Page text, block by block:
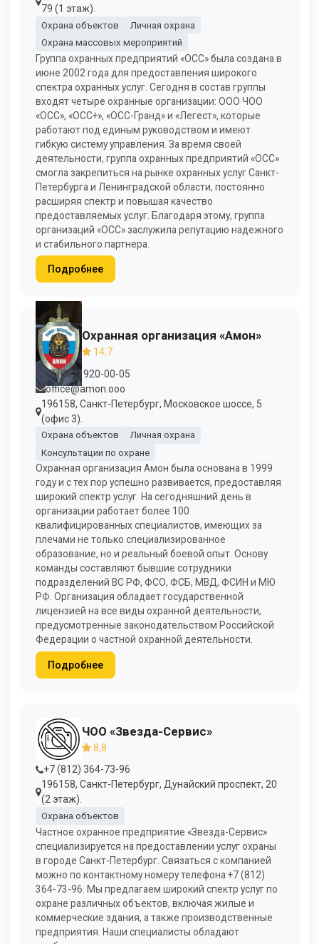
79 (1 этаж).
Охрана объектов
Личная охрана
Охрана массовых мероприятий
Группа охранных предприятий «ОСС» была создана в
июне 2002 года для предоставления широкого
спектра охранных услуг. Сегодня в состав группы
входят четыре охранные организации: ООО ЧОО
«ОСС», «ОСС+», «ОСС-Гранд» и «Легест», которые
работают под единым руководством и имеют
гибкую систему управления. За время своей
деятельности, группа охранных предприятий «ОСС»
смогла закрепиться на рынке охранных услуг Санкт-
Петербурга и Ленинградской области, постоянно
расширяя спектр и повышая качество
предоставляемых услуг. Благодаря этому, группа
организаций «ОСС» заслужила репутацию надежного
и стабильного партнера.
Подробнее
Охранная организация «Амон»
14,7
+7 (812) 920-00-05
office@amon.ooo
196158, Санкт-Петербург, Московское шоссе, 5
(офис 3).
Охрана объектов
Личная охрана
Консультации по охране
Охранная организация Амон была основана в 1999
году и с тех пор успешно развивается, предоставляя
широкий спектр услуг. На сегодняшний день в
организации работает более 100
квалифицированных специалистов, имеющих за
плечами не только специализированное
образование, но и реальный боевой опыт. Основу
команды составляют бывшие сотрудники
подразделений ВС РФ, ФСО, ФСБ, МВД, ФСИН и МЮ
РФ. Организация обладает государственной
лицензией на все виды охранной деятельности,
предусмотренные законодательством Российской
Федерации о частной охранной деятельности.
Подробнее
ЧОО «Звезда-Сервис»
8,8
+7 (812) 364-73-96
196158, Санкт-Петербург, Дунайский проспект, 20
(2 этаж).
Охрана объектов
Частное охранное предприятие «Звезда-Сервис»
специализируется на предоставлении услуг охраны
в городе Санкт-Петербург. Связаться с компанией
можно по контактному номеру телефона +7 (812)
364-73-96. Мы предлагаем широкий спектр услуг по
охране различных объектов, включая жилые и
коммерческие здания, а также производственные
предприятия. Наши специалисты обладают